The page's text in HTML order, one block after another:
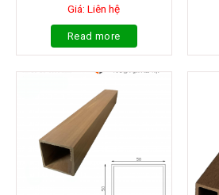
Giá: Liên hệ
Read more